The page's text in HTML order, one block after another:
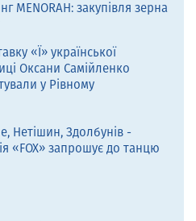
MENORAH: закупівля зерна
«Ї» української
Оксани Самійленко
у Рівному
Нетішин, Здолбунів -
«FOX» запрошує до танцю